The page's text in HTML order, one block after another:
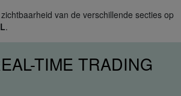
van de verschillende secties op
.
TIME TRADING